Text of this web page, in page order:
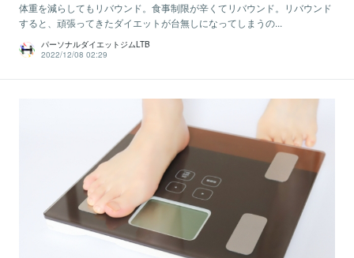
体重を減らしてもリバウンド。食事制限が辛くてリバウンド。リバウンド
すると、頑張ってきたダイエットが台無しになってしまうの...
パーソナルダイエットジムLTB
2022/12/08 02:29